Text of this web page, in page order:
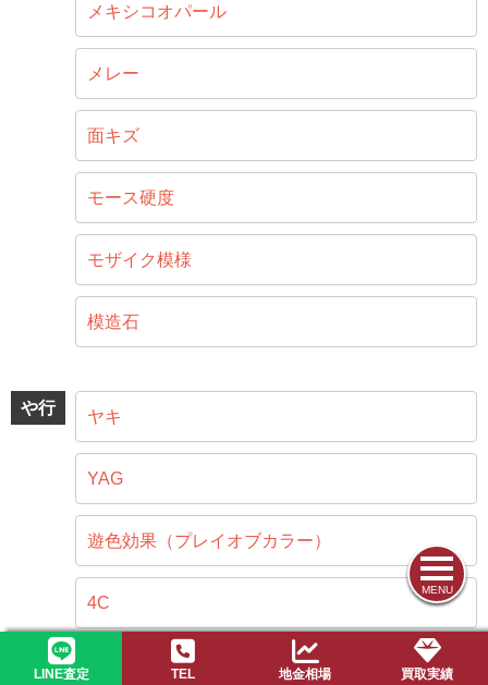
MENU
LINE査定 TEL 地金相場 買取実績
メキシコオパール
メレー
面キズ
モース硬度
モザイク模様
模造石
や行 ヤキ
YAG
遊色効果（プレイオブカラー）
4C